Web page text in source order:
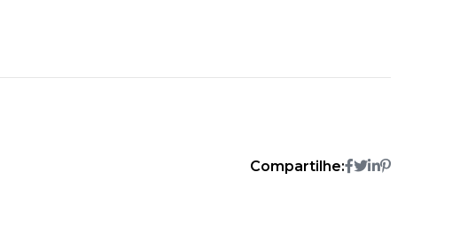
Compartilhe: